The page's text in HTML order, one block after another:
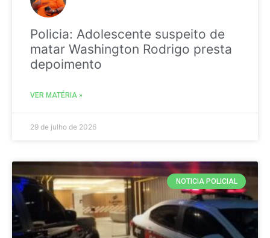
Policia: Adolescente suspeito de
matar Washington Rodrigo presta
depoimento
VER MATÉRIA »
29 de julho de 2026
NOTICIA POLICIAL